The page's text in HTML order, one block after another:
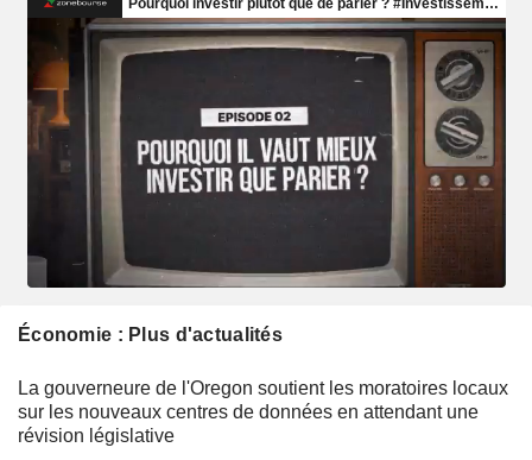
Économie : Plus d'actualités
La gouverneure de l'Oregon soutient les moratoires locaux
sur les nouveaux centres de données en attendant une
révision législative